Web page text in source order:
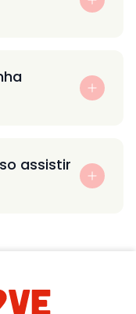
assistir